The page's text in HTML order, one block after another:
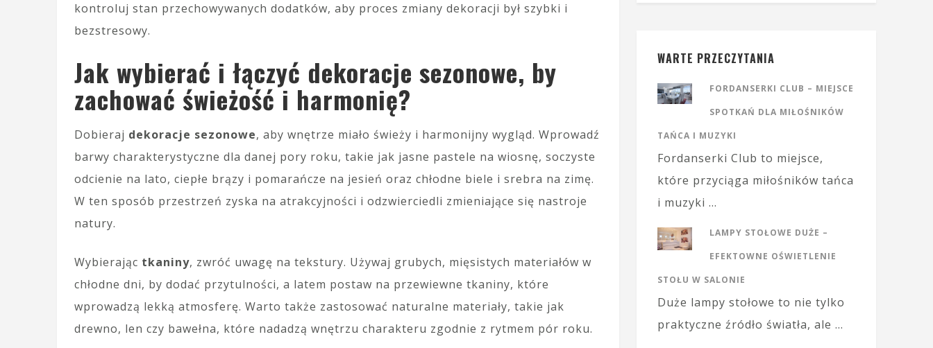
kontroluj stan przechowywanych dodatków, aby proces zmiany dekoracji był szybki i
bezstresowy.
Jak wybierać i łączyć dekoracje sezonowe, by
zachować świeżość i harmonię?
Dobieraj dekoracje sezonowe, aby wnętrze miało świeży i harmonijny wygląd. Wprowadź
barwy charakterystyczne dla danej pory roku, takie jak jasne pastele na wiosnę, soczyste
odcienie na lato, ciepłe brązy i pomarańcze na jesień oraz chłodne biele i srebra na zimę.
W ten sposób przestrzeń zyska na atrakcyjności i odzwierciedli zmieniające się nastroje
natury.
Wybierając tkaniny, zwróć uwagę na tekstury. Używaj grubych, mięsistych materiałów w
chłodne dni, by dodać przytulności, a latem postaw na przewiewne tkaniny, które
wprowadzą lekką atmosferę. Warto także zastosować naturalne materiały, takie jak
drewno, len czy bawełna, które nadadzą wnętrzu charakteru zgodnie z rytmem pór roku.
WARTE PRZECZYTANIA
FORDANSERKI CLUB – MIEJSCE
SPOTKAŃ DLA MIŁOŚNIKÓW
TAŃCA I MUZYKI
Fordanserki Club to miejsce,
które przyciąga miłośników tańca
i muzyki …
LAMPY STOŁOWE DUŻE –
EFEKTOWNE OŚWIETLENIE
STOŁU W SALONIE
Duże lampy stołowe to nie tylko
praktyczne źródło światła, ale …